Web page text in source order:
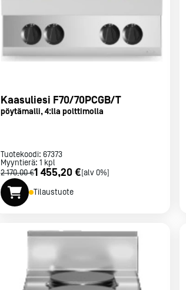
Kaasuliesi F70/70PCGB/T
pöytämalli, 4:lla polttimolla
Tuotekoodi: 67373
Myyntierä: 1 kpl
2 170,00 €1 455,20 €[alv 0%]
Tilaustuote